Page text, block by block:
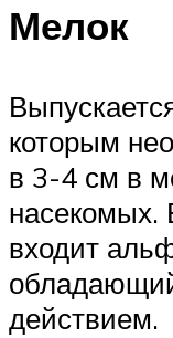
Мелок
которым
в 3-4 см в
насекомых.
входит
действием.